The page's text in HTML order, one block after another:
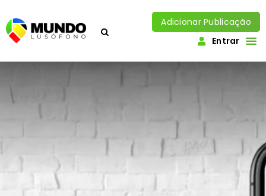
Adicionar Publicação
Entrar